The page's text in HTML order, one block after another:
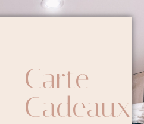
Carte
Cadeaux